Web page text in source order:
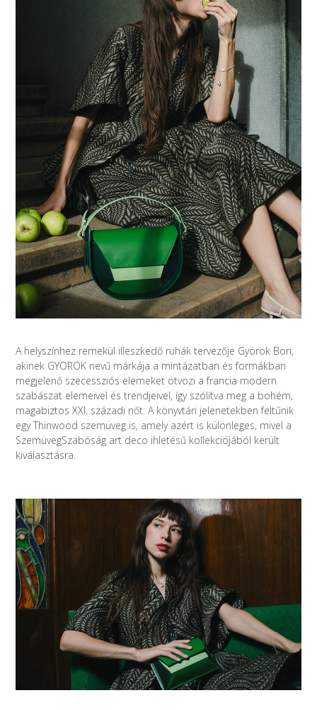
A helyszínhez remekül illeszkedő ruhák tervezője Györök Bori,
akinek GYOROK nevű márkája a mintázatban és formákban
megjelenő szecessziós elemeket ötvözi a francia modern
szabászat elemeivel és trendjeivel, így szólítva meg a bohém,
magabiztos XXI. századi nőt. A könyvtári jelenetekben feltűnik
egy Thinwood szemüveg is, amely azért is különleges, mivel a
SzemüvegSzabóság art deco ihletésű kollekciójából került
kiválasztásra.